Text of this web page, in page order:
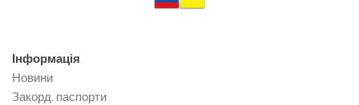
Інформація
Новини
Закорд. паспорти